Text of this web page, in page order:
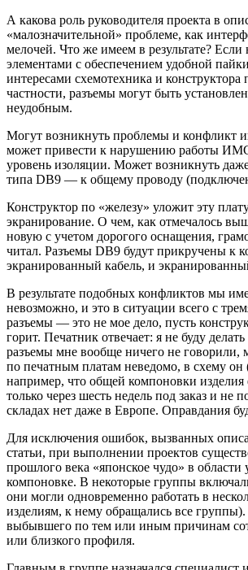
А какова роль руководителя проекта в
«малозначительной» проблеме, как
мелочей. Что же имеем в результате?
элементами с обеспечением удобной
интересами схемотехника и
частности, разъемы могут быть
неудобным.
Могут возникнуть проблемы и конфликт
может привести к нарушению работы ИМС
уровень изоляции. Может возникнуть
типа DB9 — к общему проводу
Конструктор по «железу» уложит эту
экранирование. О чем, как отмечалось
новую с учетом дорогого оснащения,
читал. Разъемы DB9 будут прикручены к
экранированный кабель, и
В результате подобных конфликтов мы
невозможно, и это в ситуации всего с
разъемы — это не мое дело, пусть
горит. Печатник отвечает: я не буду
разъемы мне вообще ничего не говорили,
по печатным платам неведомо, в схему он
например, что общей компоновки
только через шесть недель под заказ и
складах нет даже в Европе. Оправдания
Для исключения ошибок, вызванных
статьи, при выполнении проектов
прошлого века «японское чудо» в
компоновке. В некоторые группы
они могли одновременно работать в
изделиям, к нему обращались все
выбывшего по тем или иным причинам
или близкого профиля.